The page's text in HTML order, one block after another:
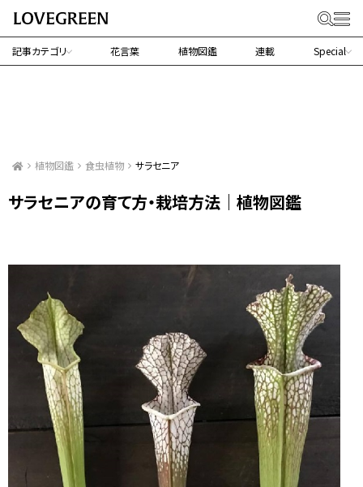
記事カテゴリ 花言葉 植物図鑑 連載 Special
植物図鑑 食虫植物 サラセニア
サラセニアの育て方・栽培方法｜植物図鑑